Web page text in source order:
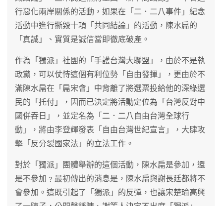
行惡化兩岸關係的活動，如果在「二．二八事件」紀念
活動中進行撕毀十項「共同結論」的活動，陳水扁的
「真誠」、實質是誠信當即徹底破產。
作為「獨派」社團的「手護台灣大聯盟」，由於不是執
政黨，可以仗恃這個有利位勢「自由發揮」，更由於不
滿陳水扁在「扁宋會」中背離了將選票投給他的深綠選
民的「托付」，因而已決定將活動定位為「台灣反對中
國併吞日」，並定名為「二．二八自由台灣全球行
動」，將由李登輝發表「自由台灣世紀宣言」，大肆攻
擊「反分裂國家法」的立法工作。
對於「獨派」團體舉辦的這個活動，陳水扁是參加，還
是不參加﹖最初傳出的消息是，陳水扁與謝長廷都將不
會參加。這既引起了「獨派」的反彈，也讓宋楚瑜高興